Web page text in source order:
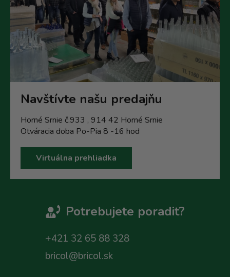
Navštívte našu predajňu
Horné Srnie č.933 , 914 42 Horné Srnie
Otváracia doba Po-Pia 8 -16 hod
Virtuálna prehliadka
Potrebujete poradit?
+421 32 65 88 328
bricol@bricol.sk